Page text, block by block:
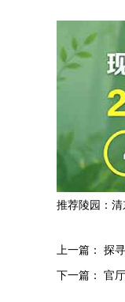
推荐陵园： 清
上一篇： 探
下一篇： 官